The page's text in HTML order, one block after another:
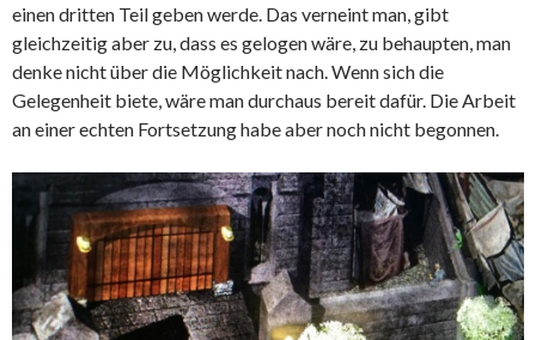
einen dritten Teil geben werde. Das verneint man, gibt
gleichzeitig aber zu, dass es gelogen wäre, zu behaupten, man
denke nicht über die Möglichkeit nach. Wenn sich die
Gelegenheit biete, wäre man durchaus bereit dafür. Die Arbeit
an einer echten Fortsetzung habe aber noch nicht begonnen.